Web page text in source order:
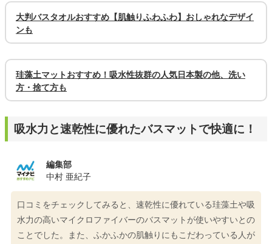
大判バスタオルおすすめ【肌触りふわふわ】おしゃれなデザイ
ンも
珪藻土マットおすすめ！吸水性抜群の人気日本製の他、洗い
方・捨て方も
吸水力と速乾性に優れたバスマットで快適に！
編集部
中村 亜紀子
口コミをチェックしてみると、速乾性に優れている珪藻土や吸
水力の高いマイクロファイバーのバスマットが使いやすいとの
ことでした。また、ふかふかの肌触りにもこだわっている人が